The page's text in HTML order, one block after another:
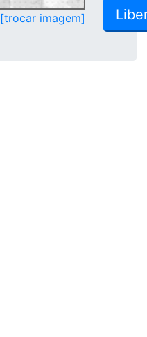
[trocar imagem]